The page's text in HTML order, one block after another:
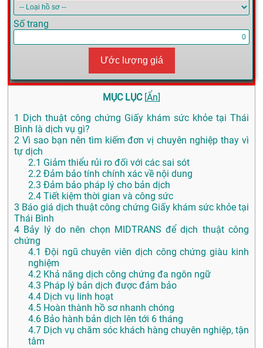
Số trang
Ước lượng giá
MỤC LỤC [Ẩn]
1
Dịch thuật công chứng Giấy khám sức khỏe tại Thái
Bình là dịch vụ gì?
2 Vì sao bạn nên tìm kiếm đơn vị chuyên nghiệp thay vì
tự dịch
2.1 Giảm thiểu rủi ro đối với các sai sót
2.2 Đảm bảo tính chính xác về nội dung
2.3 Đảm bảo pháp lý cho bản dịch
2.4 Tiết kiệm thời gian và công sức
3 Báo giá dịch thuật công chứng Giấy khám sức khỏe tại
Thái Bình
4 Bảy lý do nên chọn MIDTRANS để dịch thuật công
chứng
4.1 Đội ngũ chuyên viên dịch công chứng giàu kinh
nghiệm
4.2 Khả năng dịch công chứng đa ngôn ngữ
4.3 Pháp lý bản dịch được đảm bảo
4.4 Dịch vụ linh hoạt
4.5 Hoàn thành hồ sơ nhanh chóng
4.6 Bảo hành bản dịch lên tới 6 tháng
4.7 Dịch vụ chăm sóc khách hàng chuyên nghiệp, tận
tâm